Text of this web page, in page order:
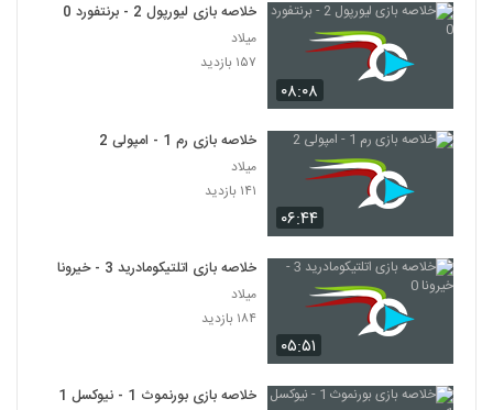
۰۸:۰۸
خلاصه بازی لیورپول 2 - برنتفورد 0
میلاد
۱۵۷ بازدید
۰۶:۴۴
خلاصه بازی رم 1 - امپولی 2
میلاد
۱۴۱ بازدید
۰۵:۵۱
خلاصه بازی اتلتیکومادرید 3 - خیرونا 0
میلاد
۱۸۴ بازدید
خلاصه بازی بورنموث 1 - نیوکسل 1